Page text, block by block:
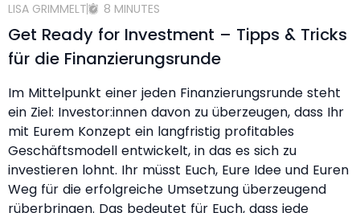
LISA GRIMMELT 8 MINUTES
Get Ready for Investment – Tipps & Tricks
für die Finanzierungsrunde
Im Mittelpunkt einer jeden Finanzierungsrunde steht
ein Ziel: Investor:innen davon zu überzeugen, dass Ihr
mit Eurem Konzept ein langfristig profitables
Geschäftsmodell entwickelt, in das es sich zu
investieren lohnt. Ihr müsst Euch, Eure Idee und Euren
Weg für die erfolgreiche Umsetzung überzeugend
rüberbringen. Das bedeutet für Euch, dass jede